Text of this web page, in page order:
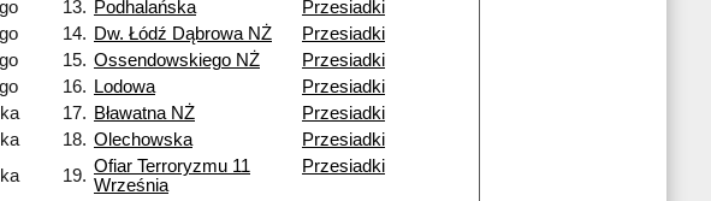
13. Podhalańska
Przesiadki
14. Dw. Łódź Dąbrowa NŻ
Przesiadki
15. Ossendowskiego NŻ
Przesiadki
16. Lodowa
Przesiadki
17. Bławatna NŻ
Przesiadki
18. Olechowska
Przesiadki
19. Ofiar Terroryzmu 11
Września
Przesiadki